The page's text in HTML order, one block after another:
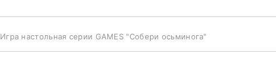
Игра настольная серии GAMES "Собери осьминога"